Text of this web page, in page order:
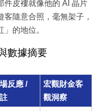
件皮褸就像他的 AI 晶片
隨意合照，毫無架子，
的地位。
數據摘要
反應 /
宏觀財金客
觀洞察